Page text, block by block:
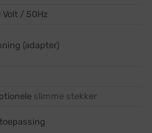
/ 50Hz
(adapter)
slimme stekker